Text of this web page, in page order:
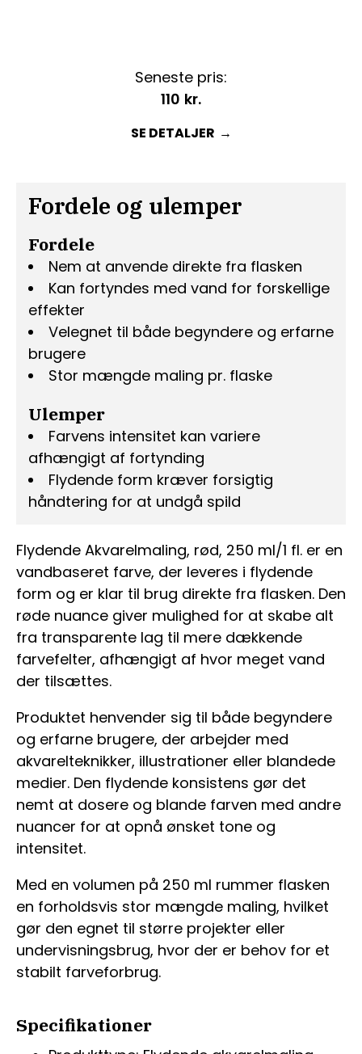
Flydende Akvarelmaling, rød, 250 ml/1 fl. er en
vandbaseret farve, der leveres i flydende
form og er klar til brug direkte fra flasken. Den
røde nuance giver mulighed for at skabe alt
fra transparente lag til mere dækkende
farvefelter, afhængigt af hvor meget vand
der tilsættes.
Produktet henvender sig til både begyndere
og erfarne brugere, der arbejder med
akvarelteknikker, illustrationer eller blandede
medier. Den flydende konsistens gør det
nemt at dosere og blande farven med andre
nuancer for at opnå ønsket tone og
intensitet.
Med en volumen på 250 ml rummer flasken
en forholdsvis stor mængde maling, hvilket
gør den egnet til større projekter eller
undervisningsbrug, hvor der er behov for et
stabilt farveforbrug.
Fordele og ulemper
Fordele
Nem at anvende direkte fra flasken
Kan fortyndes med vand for forskellige
effekter
Velegnet til både begyndere og erfarne
brugere
Stor mængde maling pr. flaske
Ulemper
Farvens intensitet kan variere
afhængigt af fortynding
Flydende form kræver forsigtig
håndtering for at undgå spild
Specifikationer
Seneste pris:
110 kr.
SE DETALJER